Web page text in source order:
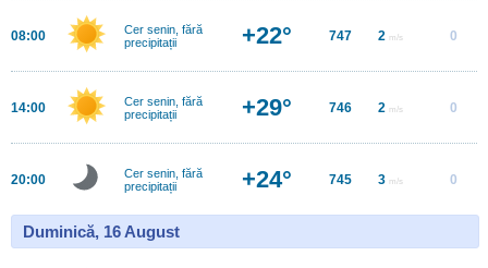
08:00
Cer senin, fără
precipitații
+22° 747 2 m/s 0
14:00
Cer senin, fără
precipitații
+29° 746 2 m/s 0
20:00
Cer senin, fără
precipitații
+24° 745 3 m/s 0
Duminică, 16 August